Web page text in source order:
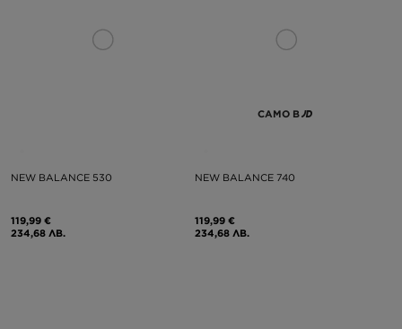
NEW BALANCE 530
119,99 €
234,68 ЛВ.
САМО В
NEW BALANCE 740
119,99 €
234,68 ЛВ.